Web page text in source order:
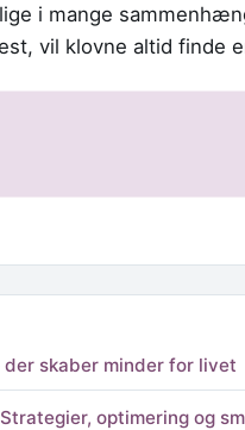
i mange
vil klovne altid finde
skaber minder for livet
optimering og